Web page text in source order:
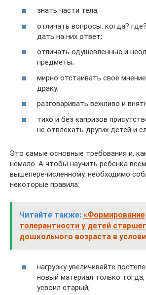
знать части тела;
отличать вопросы: когда?
дать на них ответ;
отличать одушевленные и
предметы;
мирно отстаивать своё
драку;
разговаривать вежливо и
тихо и без капризов
не отвлекать других детей и
Это самые основные требования и,
немало. А чтобы научить ребёнка
вышеперечисленному, необходимо
некоторые правила:
Читайте также: «Формирование
толерантности у детей
дошкольного возраста в
нагрузку увеличивайте
новый материал только
усвоил старый;